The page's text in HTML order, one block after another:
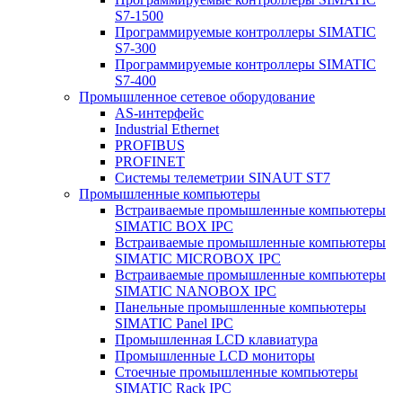
S7-1500
Программируемые контроллеры SIMATIC
S7-300
Программируемые контроллеры SIMATIC
S7-400
Промышленное сетевое оборудование
AS-интерфейс
Industrial Ethernet
PROFIBUS
PROFINET
Системы телеметрии SINAUT ST7
Промышленные компьютеры
Встраиваемые промышленные компьютеры
SIMATIC BOX IPC
Встраиваемые промышленные компьютеры
SIMATIC MICROBOX IPC
Встраиваемые промышленные компьютеры
SIMATIC NANOBOX IPC
Панельные промышленные компьютеры
SIMATIC Panel IPC
Промышленная LCD клавиатура
Промышленные LCD мониторы
Стоечные промышленные компьютеры
SIMATIC Rack IPC